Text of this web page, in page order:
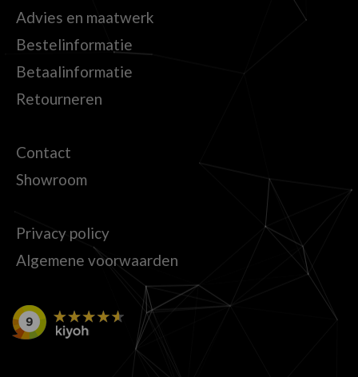
Advies en maatwerk
Bestelinformatie
Betaalinformatie
Retourneren
Contact
Showroom
Privacy policy
Algemene voorwaarden